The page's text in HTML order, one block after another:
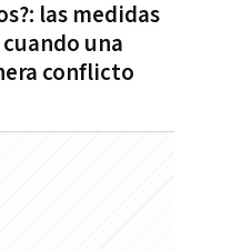
las medidas
una
conflicto